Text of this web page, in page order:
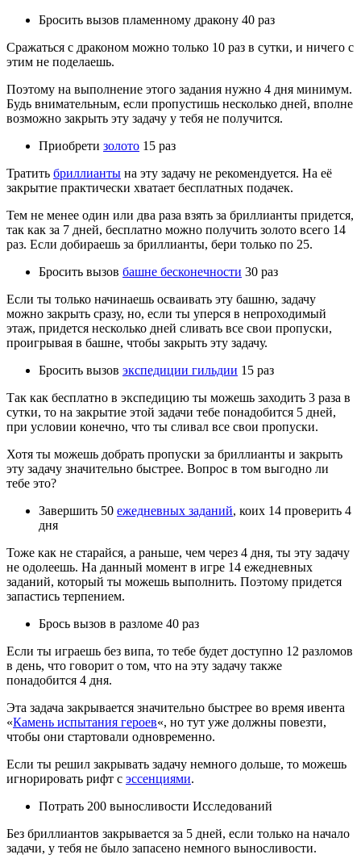
Бросить вызов пламенному дракону 40 раз
Сражаться с драконом можно только 10 раз в сутки, и ничего с
этим не поделаешь.
Поэтому на выполнение этого задания нужно 4 дня минимум.
Будь внимательным, если пропустишь несколько дней, вполне
возможно закрыть эту задачу у тебя не получится.
Приобрети золото 15 раз
Тратить бриллианты на эту задачу не рекомендуется. На её
закрытие практически хватает бесплатных подачек.
Тем не менее один или два раза взять за бриллианты придется,
так как за 7 дней, бесплатно можно получить золото всего 14
раз. Если добираешь за бриллианты, бери только по 25.
Бросить вызов башне бесконечности 30 раз
Если ты только начинаешь осваивать эту башню, задачу
можно закрыть сразу, но, если ты уперся в непроходимый
этаж, придется несколько дней сливать все свои пропуски,
проигрывая в башне, чтобы закрыть эту задачу.
Бросить вызов экспедиции гильдии 15 раз
Так как бесплатно в экспедицию ты можешь заходить 3 раза в
сутки, то на закрытие этой задачи тебе понадобится 5 дней,
при условии конечно, что ты сливал все свои пропуски.
Хотя ты можешь добрать пропуски за бриллианты и закрыть
эту задачу значительно быстрее. Вопрос в том выгодно ли
тебе это?
Завершить 50 ежедневных заданий, коих 14 проверить 4
дня
Тоже как не старайся, а раньше, чем через 4 дня, ты эту задачу
не одолеешь. На данный момент в игре 14 ежедневных
заданий, который ты можешь выполнить. Поэтому придется
запастись терпением.
Брось вызов в разломе 40 раз
Если ты играешь без випа, то тебе будет доступно 12 разломов
в день, что говорит о том, что на эту задачу также
понадобится 4 дня.
Эта задача закрывается значительно быстрее во время ивента
«Камень испытания героев«, но тут уже должны повезти,
чтобы они стартовали одновременно.
Если ты решил закрывать задачу немного дольше, то можешь
игнорировать рифт с эссенциями.
Потрать 200 выносливости Исследований
Без бриллиантов закрывается за 5 дней, если только на начало
задачи, у тебя не было запасено немного выносливости.